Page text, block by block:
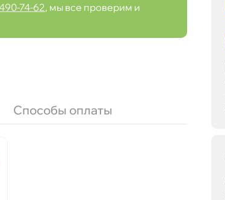
74-62, мы все проверим и
Способы оплаты